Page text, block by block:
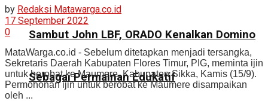
Sambut John LBF, ORADO Kenalkan Domino
Sebagai Permainan Edukatif
by Redaksi Matawarga.co.id
17 September 2022
0
MataWarga.co.id - Sebelum ditetapkan menjadi tersangka,
Sekretaris Daerah Kabupaten Flores Timur, PIG, meminta ijin
untuk berobat ke Maumere, Kabupaten Sikka, Kamis (15/9).
Permohonan ijin untuk berobat ke Maumere disampaikan
oleh ...